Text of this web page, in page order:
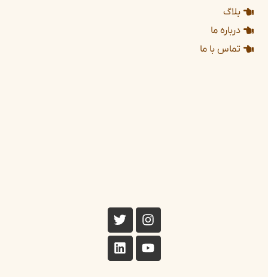
بلاگ
درباره ما
تماس با ما